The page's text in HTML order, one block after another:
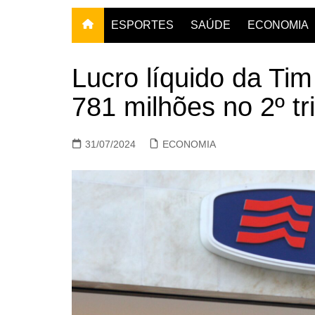
ESPORTES SAÚDE ECONOMIA
Lucro líquido da
781 milhões no 2º
31/07/2024 ECONOMIA